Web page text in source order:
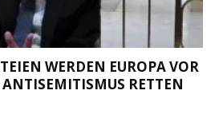
WERDEN EUROPA VOR
RETTEN